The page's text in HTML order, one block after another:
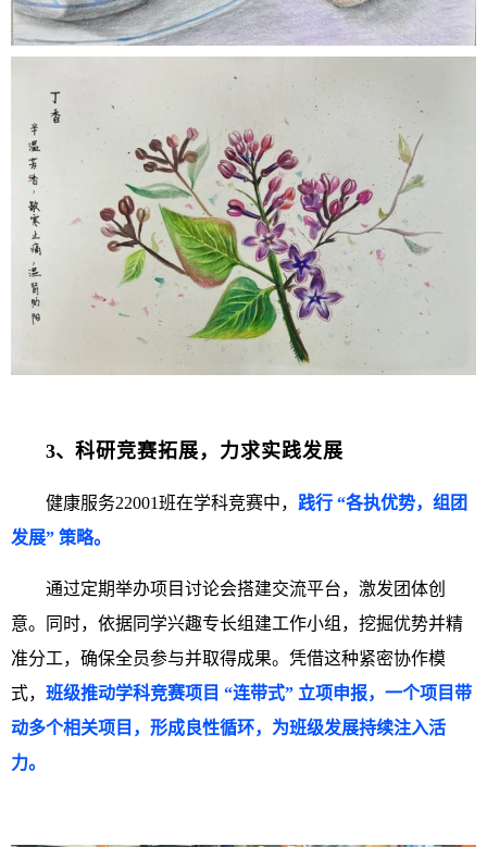
3、 科研竞赛拓展，力求实践发展
健康服务22001班在学科竞赛中， 践行 “各执优势，组团
发展” 策略。
通过定期举办项目讨论会搭建交流平台，激发团体创
意。同时，依据同学兴趣专长组建工作小组，挖掘优势并精
准分工，确保全员参与并取得成果。凭借这种紧密协作模
式， 班级推动学科竞赛项目 “连带式” 立项申报，一个项目带
动多个相关项目，形成良性循环，为班级发展持续注入活
力。